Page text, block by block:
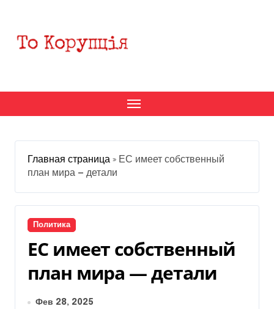
содержанию
Главная страница » ЕС имеет собственный
план мира — детали
Политика
ЕС имеет собственный
план мира — детали
Фев 28, 2025